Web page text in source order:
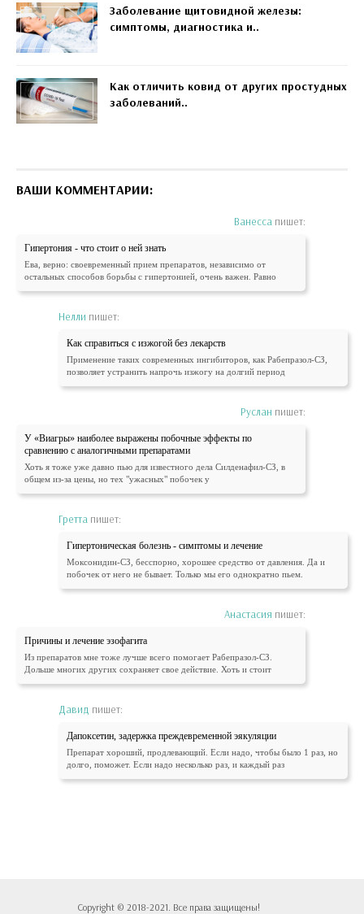
Заболевание щитовидной железы:
симптомы, диагностика и..
Как отличить ковид от других простудных
заболеваний..
ВАШИ КОММЕНТАРИИ:
Ванесса пишет:
Гипертония - что стоит о ней знать
Ева, верно: своевременный прием препаратов, независимо от
остальных способов борьбы с гипертонией, очень важен. Равно
Нелли пишет:
Как справиться с изжогой без лекарств
Применение таких современных ингибиторов, как Рабепразол-СЗ,
позволяет устранить напрочь изжогу на долгий период
Руслан пишет:
У «Виагры» наиболее выражены побочные эффекты по
сравнению с аналогичными препаратами
Хоть я тоже уже давно пью для известного дела Силденафил-СЗ, в
общем из-за цены, но тех "ужасных" побочек у
Гретта пишет:
Гипертоническая болезнь - симптомы и лечение
Моксонидин-СЗ, бесспорно, хорошее средство от давления. Да и
побочек от него не бывает. Только мы его однократно пьем.
Анастасия пишет:
Причины и лечение эзофагита
Из препаратов мне тоже лучше всего помогает Рабепразол-СЗ.
Дольше многих других сохраняет свое действие. Хоть и стоит
Давид пишет:
Дапоксетин, задержка преждевременной эякуляции
Препарат хороший, продлевающий. Если надо, чтобы было 1 раз, но
долго, поможет. Если надо несколько раз, и каждый раз
Copyright © 2018-2021. Все права защищены!